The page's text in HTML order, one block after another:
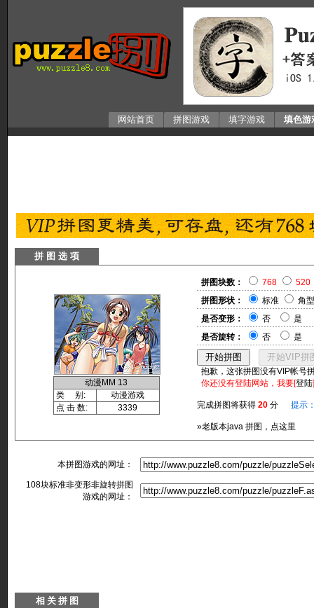
网站首页 拼图游戏 填字游戏 填色游
拼 图 选 项
动漫MM 13
类 别:
动漫游戏
点 击 数:
3339
拼图块数： 768
520
拼图形状：
标准
角型
是否变形：
否
是
是否旋转：
否 是
抱歉，这张拼图没有VIP帐号
你还没有登陆网站，我要[登陆
完成拼图将获得 20 分 提示
»老版本java 拼图，点这里
本拼图游戏的网址：
108块标准非变形非旋转拼图
游戏的网址：